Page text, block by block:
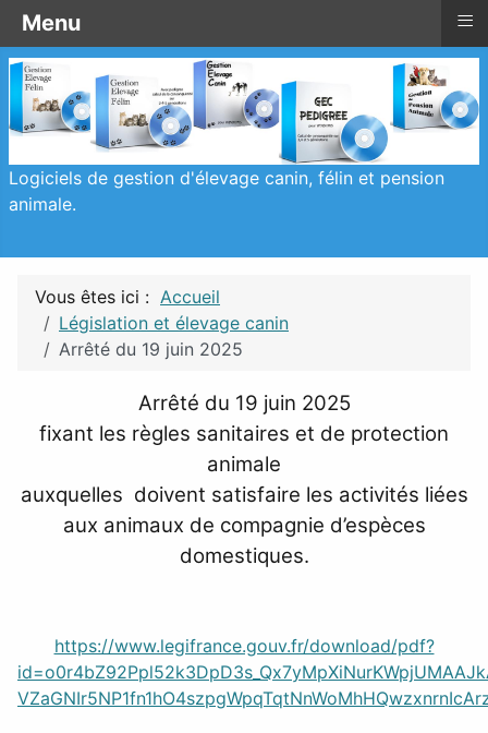
Logiciels de gestion d'élevage canin, félin et pension
animale.
Vous êtes ici : Accueil
Législation et élevage canin
Arrêté du 19 juin 2025
Arrêté du 19 juin 2025
fixant les règles sanitaires et de protection
animale
auxquelles doivent satisfaire les activités liées
aux animaux de compagnie d’espèces
domestiques.
https://www.legifrance.gouv.fr/download/pdf?
Législation et élevage canin ≡
Menu ≡
Menu ≡